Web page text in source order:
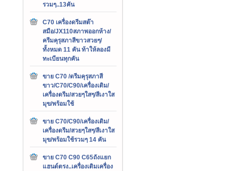
รวมๆ..13คัน
C70 เครื่องดรีมสต๊า
สมือ/JX110สภาพออกห้าง/
ครีมคุรุสภาสีขาวสวยๆ/
ทั้งหมด 11 คัน ท้าให้ลองมี
ทะเบียนทุกคัน
ขาย C70 /ดรีมคุรุสภาสี
ขาว/C70/C90/เครื่องเดิม/
เครื่องดรีม/สวยๆใสๆ/สีเงาใส
มุข/พร้อมใช้
ขาย C70/C90/เครื่องเดิม/
เครื่องดรีม/สวยๆใสๆ/สีเงาใส
มุข/พร้อมใช้รวมๆ 14 คัน
ขาย C70 C90 C65ถังแยก
แฮนด์ตรง..เครื่องเดิมเครื่อง